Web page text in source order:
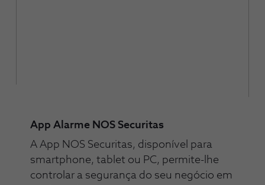
App Alarme NOS Securitas
A App NOS Securitas, disponível para
smartphone, tablet ou PC, permite-lhe
controlar a segurança do seu negócio em